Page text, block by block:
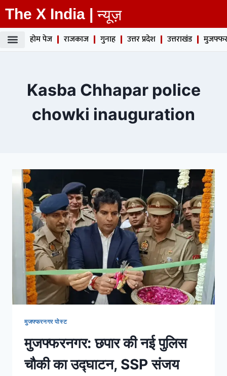
The X India | न्यूज़
होम पेज राजकाज गुनाह उत्तर प्रदेश उत्तराखंड
Kasba Chhapar police
chowki inauguration
मुजफ्फरनगर पोस्ट
मुजफ्फरनगर: छपार की नई पुलिस
चौकी का उद्घाटन, SSP संजय